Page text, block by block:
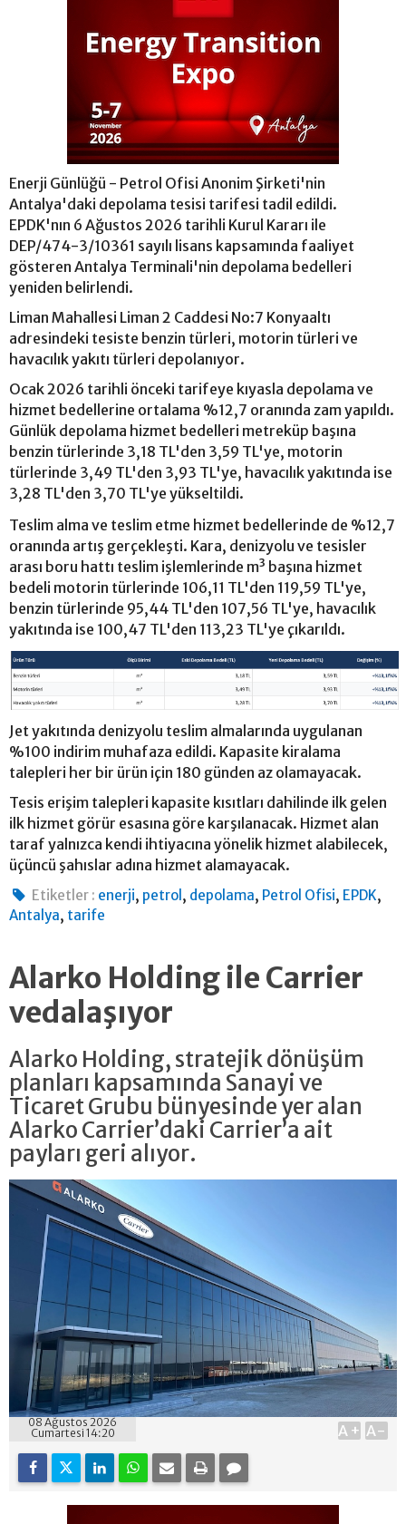
Enerji Günlüğü - Petrol Ofisi Anonim Şirketi'nin
Antalya'daki depolama tesisi tarifesi tadil edildi.
EPDK'nın 6 Ağustos 2026 tarihli Kurul Kararı ile
DEP/474-3/10361 sayılı lisans kapsamında faaliyet
gösteren Antalya Terminali'nin depolama bedelleri
yeniden belirlendi.
Liman Mahallesi Liman 2 Caddesi No:7 Konyaaltı
adresindeki tesiste benzin türleri, motorin türleri ve
havacılık yakıtı türleri depolanıyor.
Ocak 2026 tarihli önceki tarifeye kıyasla depolama ve
hizmet bedellerine ortalama %12,7 oranında zam yapıldı.
Günlük depolama hizmet bedelleri metreküp başına
benzin türlerinde 3,18 TL'den 3,59 TL'ye, motorin
türlerinde 3,49 TL'den 3,93 TL'ye, havacılık yakıtında ise
3,28 TL'den 3,70 TL'ye yükseltildi.
Teslim alma ve teslim etme hizmet bedellerinde de %12,7
oranında artış gerçekleşti. Kara, denizyolu ve tesisler
arası boru hattı teslim işlemlerinde m³ başına hizmet
bedeli motorin türlerinde 106,11 TL'den 119,59 TL'ye,
benzin türlerinde 95,44 TL'den 107,56 TL'ye, havacılık
yakıtında ise 100,47 TL'den 113,23 TL'ye çıkarıldı.
Jet yakıtında denizyolu teslim almalarında uygulanan
%100 indirim muhafaza edildi. Kapasite kiralama
talepleri her bir ürün için 180 günden az olamayacak.
Tesis erişim talepleri kapasite kısıtları dahilinde ilk gelen
ilk hizmet görür esasına göre karşılanacak. Hizmet alan
taraf yalnızca kendi ihtiyacına yönelik hizmet alabilecek,
üçüncü şahıslar adına hizmet alamayacak.
Etiketler : enerji, petrol , depolama, Petrol Ofisi, EPDK,
Antalya, tarife
Alarko Holding ile Carrier
vedalaşıyor
Alarko Holding, stratejik dönüşüm
planları kapsamında Sanayi ve
Ticaret Grubu bünyesinde yer alan
Alarko Carrier’daki Carrier’a ait
payları geri alıyor.
08 Ağustos 2026
Cumartesi 14:20
A+ A-